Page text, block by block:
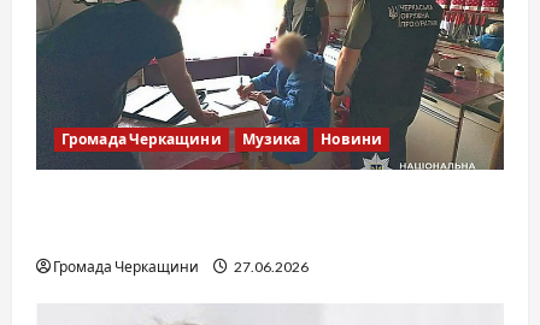
Громада Черкащини Музика Новини
Громада Черкащини 27.06.2026